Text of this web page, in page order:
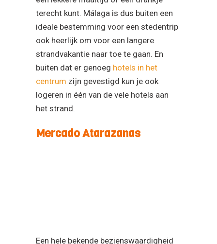
buiten dat er genoeghotels in het
centrum
zijn gevestigd kun je ook
logeren in één van de vele hotels aan
het strand.
Mercado Atarazanas
vis, vlees, groente en fruit, je kunt het